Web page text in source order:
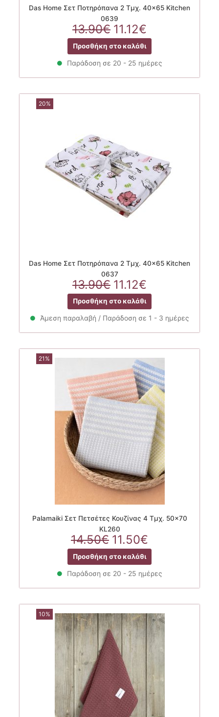
Das Home Σετ Ποτηρόπανα 2 Τμχ. 40×65 Kitchen
0639
13.90€ Original
price
was:
13.90€.
11.12€
τρέχουσα
τιμή
είναι:
11.12€.
Προσθήκη στο καλάθι
Παράδοση σε 20 - 25 ημέρες
20%
Das Home Σετ Ποτηρόπανα 2 Τμχ. 40×65 Kitchen
0637
13.90€ Original
price
was:
13.90€.
11.12€
τρέχουσα
τιμή
είναι:
Προσθήκη στο καλάθι
Άμεση παραλαβή / Παράδοση σε 1 - 3 ημέρες
21%
Palamaiki Σετ Πετσέτες Κουζίνας 4 Τμχ. 50×70
KL260
14.50€ Original
price
was:
14.50€.
11.50€
τρέχουσα
τιμή
είναι:
11.50€.
Προσθήκη στο καλάθι
Παράδοση σε 20 - 25 ημέρες
10%